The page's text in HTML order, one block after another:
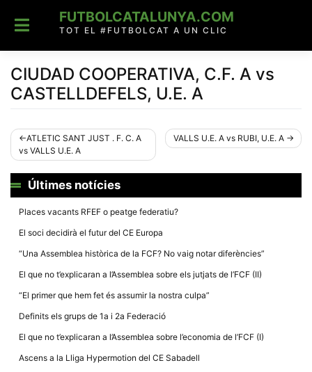
content
FUTBOLCATALUNYA.COM
TOT EL #FUTBOLCAT A UN CLIC
CIUDAD COOPERATIVA, C.F. A vs
CASTELLDEFELS, U.E. A
Navegació
d'entrades
ATLETIC SANT JUST . F. C. A
vs VALLS U.E. A
VALLS U.E. A vs RUBI, U.E. A
Últimes notícies
Places vacants RFEF o peatge federatiu?
El soci decidirà el futur del CE Europa
“Una Assemblea històrica de la FCF? No vaig notar diferències”
El que no t’explicaran a l’Assemblea sobre els jutjats de l’FCF (II)
“El primer que hem fet és assumir la nostra culpa”
Definits els grups de 1a i 2a Federació
El que no t’explicaran a l’Assemblea sobre l’economia de l’FCF (I)
Ascens a la Lliga Hypermotion del CE Sabadell